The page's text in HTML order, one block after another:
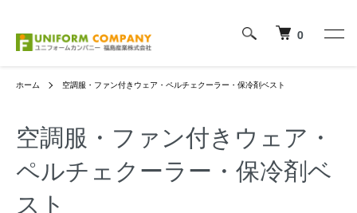
0
ホーム 空調服・ファン付きウェア・ペルチェクーラー・保冷剤ベスト
空調服・ファン付きウェア・
ペルチェクーラー・保冷剤ベ
スト